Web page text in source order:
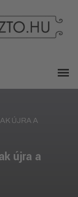
ÚJRA A
újra a